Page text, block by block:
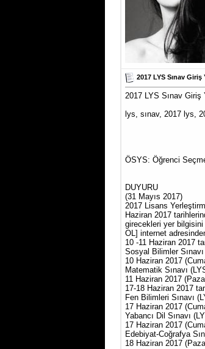
2017 LYS Sınav Giriş
2017 LYS Sınav Giriş
lys, sınav, 2017 lys,
ÖSYS: Öğrenci
DUYURU
(31 Mayıs 2017)
2017 Lisans
Haziran 2017
girecekleri yer
OL] internet
10 -11 Haziran 2017
Sosyal Bilimler
10 Haziran 2017
Matematik Sınavı
11 Haziran 2017
17-18 Haziran 2017
Fen Bilimleri Sınavı
17 Haziran 2017
Yabancı Dil Sınavı
17 Haziran 2017
Edebiyat-Coğrafya
18 Haziran 2017